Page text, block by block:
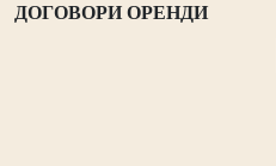
ДОГОВОРИ ОРЕНДИ